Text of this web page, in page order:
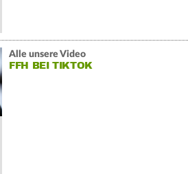
Alle unsere Video
FFH BEI TIKTOK